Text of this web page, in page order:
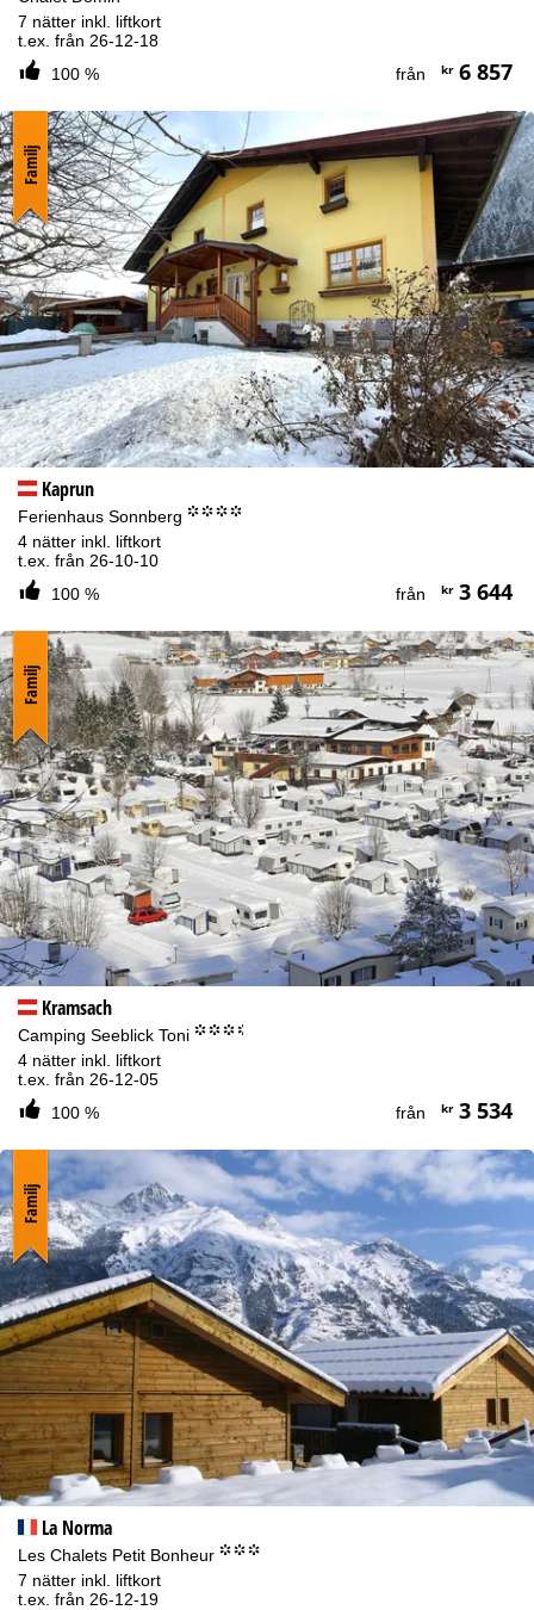
7 nätter inkl. liftkort
t.ex. från 26-12-18
100 %
från kr6 857
Kaprun
Ferienhaus Sonnberg °°°°
4 nätter inkl. liftkort
t.ex. från 26-10-10
100 %
från kr3 644
Familj
Kramsach
Camping Seeblick Toni °°°.
4 nätter inkl. liftkort
t.ex. från 26-12-05
100 %
från kr3 534
Familj
La Norma
Les Chalets Petit Bonheur °°°
7 nätter inkl. liftkort
t.ex. från 26-12-19
Familj